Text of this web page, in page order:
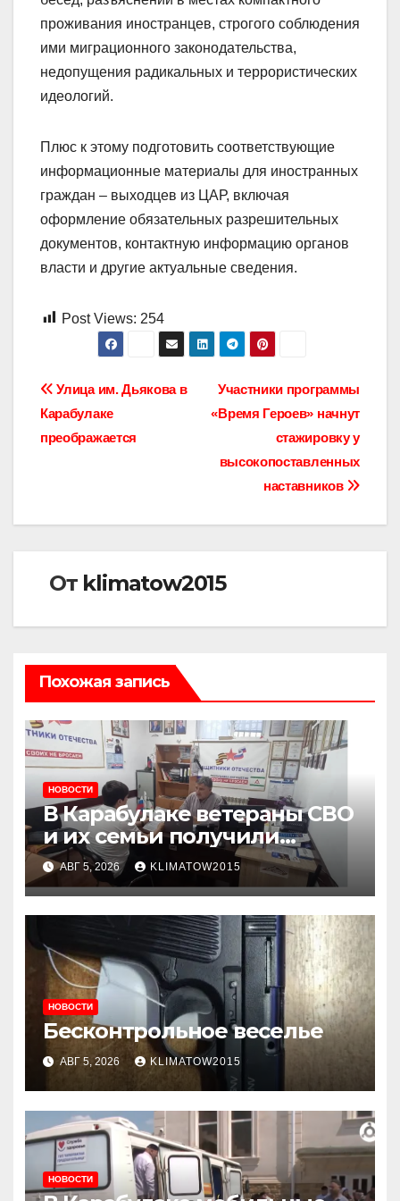
проживания иностранцев, строгого соблюдения
ими миграционного законодательства,
недопущения радикальных и террористических
идеологий.
Плюс к этому подготовить соответствующие
информационные материалы для иностранных
граждан – выходцев из ЦАР, включая
оформление обязательных разрешительных
документов, контактную информацию органов
власти и другие актуальные сведения.
Post Views: 254
Навигация
по
Участники программы
«Время Героев» начнут
стажировку у
высокопоставленных
наставников
Улица им. Дьякова в
Карабулаке
преображается
От klimatow2015
Похожая запись
НОВОСТИ
В Карабулаке ветераны СВО
и их семьи получили
консультации в ходе
приема граждан
АВГ 5, 2026 KLIMATOW2015
НОВОСТИ
Бесконтрольное веселье
АВГ 5, 2026 KLIMATOW2015
НОВОСТИ